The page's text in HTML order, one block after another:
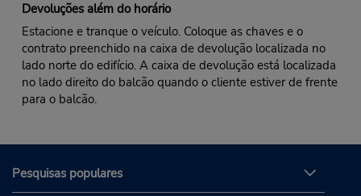
Devoluções além do horário
Estacione e tranque o veículo. Coloque as chaves e o
contrato preenchido na caixa de devolução localizada no
lado norte do edifício. A caixa de devolução está localizada
no lado direito do balcão quando o cliente estiver de frente
para o balcão.
Pesquisas populares